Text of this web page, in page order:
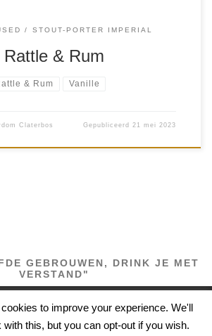
STOUT-PORTER IMPERIAL
Rattle & Rum
& Rum Vanille
Claterbos Gepubliceerd21 mei 2023
GEBROUWEN, DRINK JE MET
VERSTAND"
– Alle rechten voorbehouden
WP– Ontworpen met deCustomizr
to improve your experience. We'll
this, but you can opt-out if you wish.